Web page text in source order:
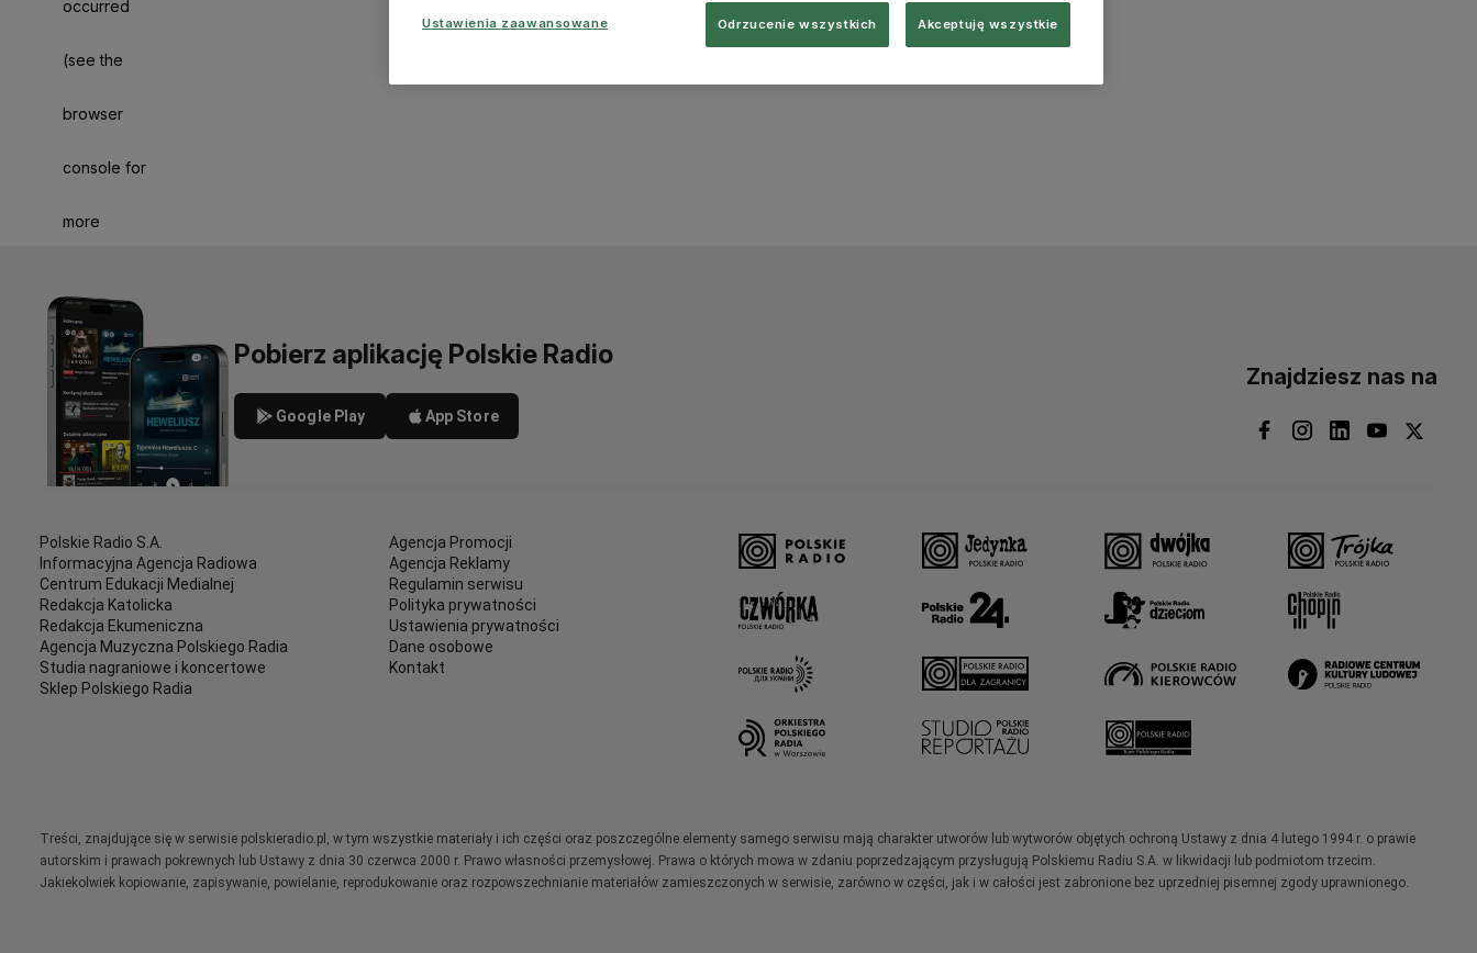
occurred
(see the
browser
console for
more
Pobierz aplikację Polskie Radio
Google Play App Store
Znajdziesz nas na
Polskie Radio S.A.
Informacyjna Agencja Radiowa
Centrum Edukacji Medialnej
Redakcja Katolicka
Redakcja Ekumeniczna
Agencja Muzyczna Polskiego Radia
Studia nagraniowe i koncertowe
Sklep Polskiego Radia
Agencja Promocji
Agencja Reklamy
Regulamin serwisu
Polityka prywatności
Ustawienia prywatności
Dane osobowe
Kontakt
Treści, znajdujące się w serwisie polskieradio.pl, w tym wszystkie materiały i ich części oraz poszczególne elementy samego serwisu mają charakter utworów lub wytworów objętych ochroną Ustawy z dnia 4 lutego 1994 r. o prawie
autorskim i prawach pokrewnych lub Ustawy z dnia 30 czerwca 2000 r. Prawo własności przemysłowej. Prawa o których mowa w zdaniu poprzedzającym przysługują Polskiemu Radiu S.A. w likwidacji lub podmiotom trzecim.
Jakiekolwiek kopiowanie, zapisywanie, powielanie, reprodukowanie oraz rozpowszechnianie materiałów zamieszczonych w serwisie, zarówno w części, jak i w całości jest zabronione bez uprzedniej pisemnej zgody uprawnionego.
Ustawienia zaawansowane Odrzucenie wszystkich Akceptuję wszystkie